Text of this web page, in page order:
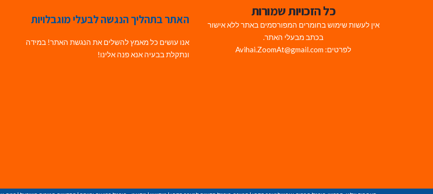
כל הזכויות שמורות
אין לעשות שימוש בחומרים המפורסמים באתר ללא אישור
בכתב מבעלי האתר.
לפרטים: Avihai.ZoomAt@gmail.com
האתר בתהליך הנגשה לבעלי מוגבלויות
אנו עושים כל מאמץ להשלים את הנגשת האתר! במידה
ונתקלת בבעיה אנא פנה אלינו!